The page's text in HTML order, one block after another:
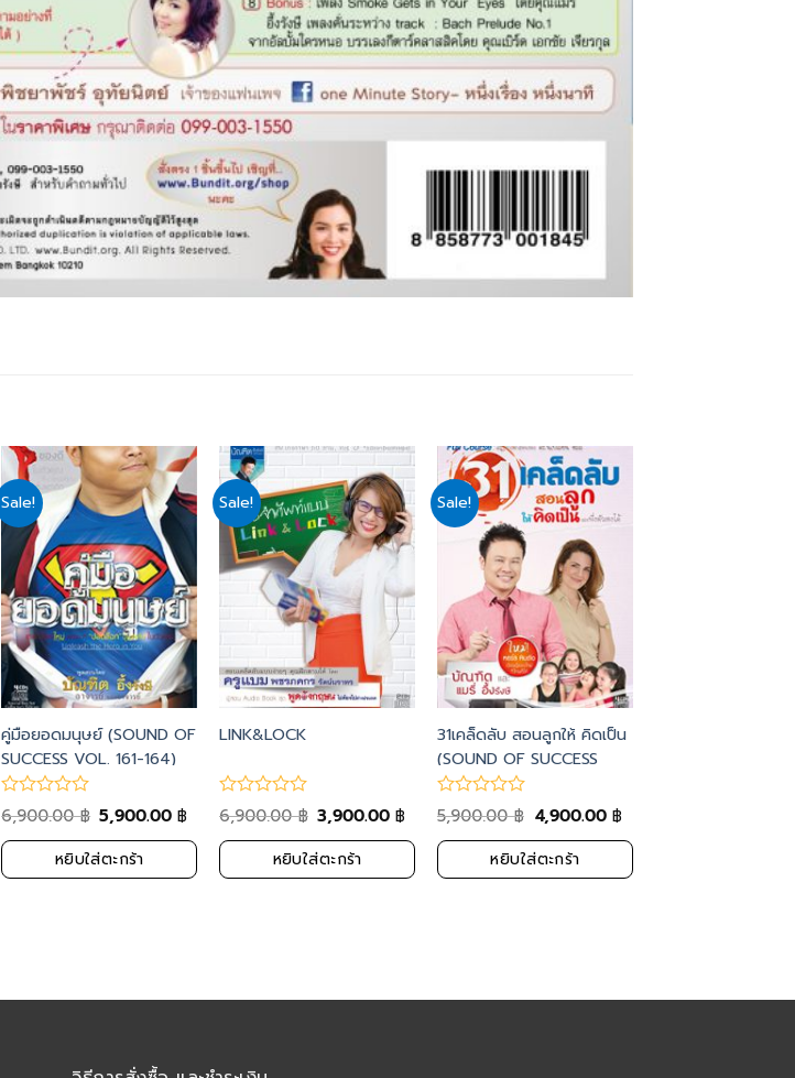
Sale!
Add
to
wishlist
คู่มือยอดมนุษย์ (SOUND OF
SUCCESS VOL. 161-164)
6,900.00฿ 5,900.00฿
หยิบใส่ตะกร้า
Sale!
Add
to
wishlist
LINK&LOCK
6,900.00฿ 3,900.00฿
หยิบใส่ตะกร้า
Sale!
Add
wishlist
31เคล็ดลับ สอนลูกให้ คิดเป็น
(SOUND OF SUCCESS
VOL. 153-156)
5,900.00฿ 4,900.00฿
หยิบใส่ตะกร้า